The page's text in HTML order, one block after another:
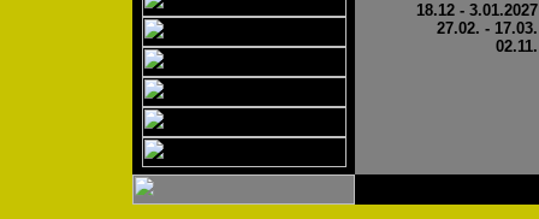
18.12 - 3.01.2027
27.02. - 17.03.
02.11.